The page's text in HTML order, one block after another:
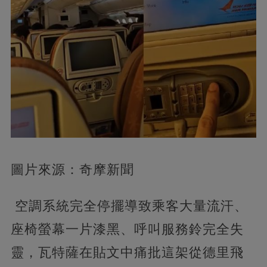
圖片來源：奇摩新聞
空調系統完全停擺導致乘客大量流汗、
座椅螢幕一片漆黑、呼叫服務鈴完全失
靈，瓦特薩在貼文中痛批這架從德里飛